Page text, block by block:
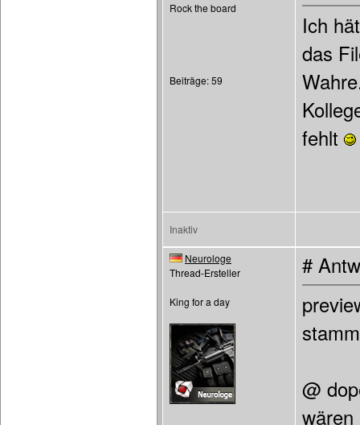
Rock the board
Beiträge: 59
Ich
das
fehlt
Inaktiv
Neurologe
Thread-Ersteller
King for a day
#
@